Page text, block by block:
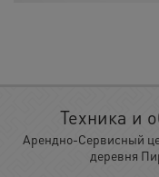
Техника и
Арендно-Сервисный
деревня